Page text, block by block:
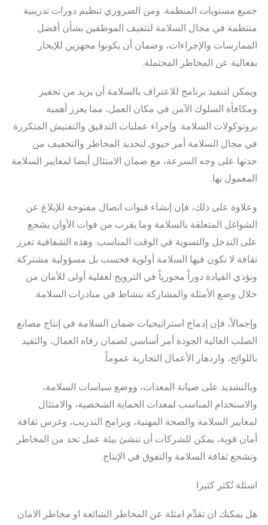
جميع مستويات المنظمة. ومن الضروري تنظيم دورات تدريبية
منتظمة في مجال السلامة لتثقيف الموظفين بشأن أفضل
الممارسات والإجراءات، وضمان أن يكونوا مجهزين للإبحار
بفعالية عن المخاطر المحتملة.
ويمكن لتنفيذ برنامج للاعتراف بالسلامة أن يزيد من تحفيز
ومكافأة السلوك الآمن في مكان العمل، مما يعزز أهمية
بروتوكولات السلامة. وإجراء عمليات التدقيق والتفتيش المتكررة
في مجال السلامة أمر حيوي لتحديد المخاطر والتخفيف من
حدتها على وجه السرعة، مع ضمان الامتثال أيضا لمعايير السلامة
المعمول بها.
وعلاوة على ذلك، فإن إنشاء قنوات اتصال مفتوحة للإبلاغ عن
الشواغل المتعلقة بالسلامة وما يقرب من فوات الأوان يشجع
على التدخل والتسوية في الوقت المناسب. وهذه الشفافية تعزز
ثقافة لا تكون فيها السلامة أولوية فحسب بل مسؤولية مشتركة.
وتؤدي القيادة دوراً محورياً في الترويج لعقلية أولى للأمان من
خلال وضع الأمثلة والمشاركة بنشاط في مبادرات السلامة.
وإجمالاً، فإن إدماج استراتيجيات ضمان السلامة في إنتاج مصانع
الصلب العالية الجودة أمر أساسي لضمان رفاه العمال، والتقيد
باللوائح، وازدهار الأعمال التجارية عموماً.
وبالتشديد على صيانة المعدات، ووضع سياسات السلامة،
والاستخدام المناسب لمعدات الحماية الشخصية، والامتثال
لمعايير السلامة والصحة المهنية، وبرامج التدريب، وغرس ثقافة
أمان قوية، يمكن للشركات أن تنشئ بيئة عمل تحد من المخاطر
وتشجع ثقافة السلامة والتفوق في الإنتاج.
اسئلة تُكثر كثيرا
هل يمكنك ان تقدِّم امثلة عن المخاطر الشائعة او مخاطر الامان